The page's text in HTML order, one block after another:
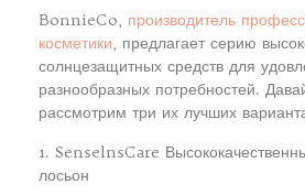
BonnieCo, производитель
косметики, предлагает серию
солнцезащитных средств для
разнообразных потребностей.
рассмотрим три их лучших
1. SenselnsCare
лосьон